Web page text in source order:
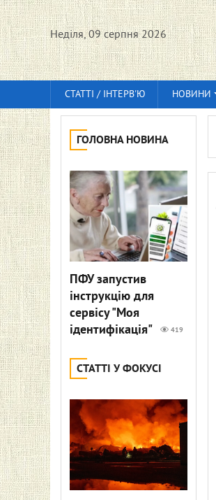
Неділя, 09 серпня 2026
СТАТТІ / ІНТЕРВ'Ю НОВИНИ
ГОЛОВНА НОВИНА
ПФУ запустив
інструкцію для
сервісу "Моя
ідентифікація"
419
СТАТТІ У ФОКУСІ